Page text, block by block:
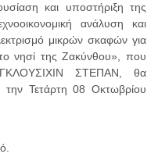
και υποστήριξη της
ανάλυση και
μικρών σκαφών για
νησί της Ζακύνθου», που
ΣΤΕΠΑΝ, θα
την Τετάρτη 08 Οκτωβρίου